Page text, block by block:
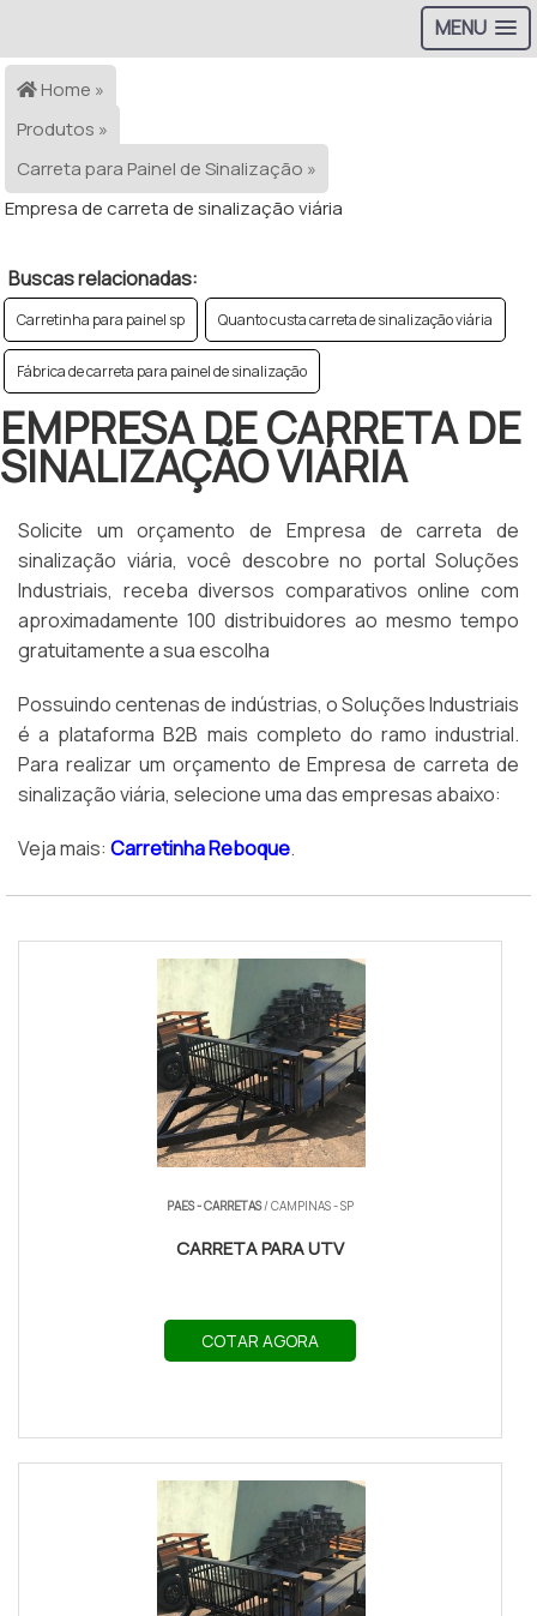
MENU
Home »
Produtos »
Carreta para Painel de Sinalização »
Empresa de carreta de sinalização viária
Buscas relacionadas:
Carretinha para painel sp Quanto custa carreta de sinalização viária
Fábrica de carreta para painel de sinalização
EMPRESA DE CARRETA DE
SINALIZAÇÃO VIÁRIA
Solicite um orçamento de Empresa de carreta de
sinalização viária, você descobre no portal Soluções
Industriais, receba diversos comparativos online com
aproximadamente 100 distribuidores ao mesmo tempo
gratuitamente a sua escolha
Possuindo centenas de indústrias, o Soluções Industriais
é a plataforma B2B mais completo do ramo industrial.
Para realizar um orçamento de Empresa de carreta de
sinalização viária, selecione uma das empresas abaixo:
Veja mais: Carretinha Reboque.
PAES - CARRETAS/ CAMPINAS - SP
CARRETA PARA UTV
COTAR AGORA